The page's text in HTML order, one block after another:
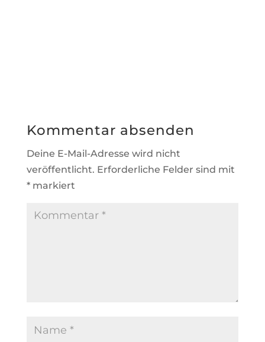
Kommentar absenden
Deine E-Mail-Adresse wird nicht
veröffentlicht. Erforderliche Felder sind mit
*markiert